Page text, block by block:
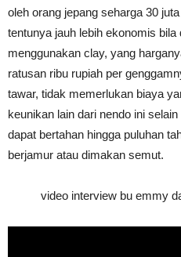
oleh orang jepang seharga 30
tentunya jauh lebih ekonomis bila
menggunakan clay, yang
ratusan ribu rupiah per
tawar, tidak memerlukan biaya
keunikan lain dari nendo ini
dapat bertahan hingga puluhan
berjamur atau dimakan semut.
video interview bu emmy